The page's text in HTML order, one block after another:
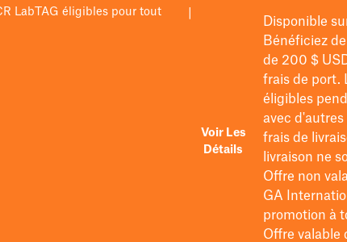
LabTAG éligibles pour tout
Voir Les
Détails
Disponible
Bénéficiez
de 200 $
frais de port.
éligibles
avec
frais de
livraison ne
Offre non
GA
promotion à
Offre valable